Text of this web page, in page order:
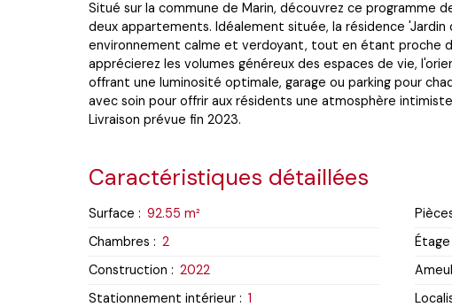
Situé sur la commune de Marin, découvrez ce programme
deux appartements. Idéalement située, la résidence 'Jardin
environnement calme et verdoyant, tout en étant proche
apprécierez les volumes généreux des espaces de vie,
offrant une luminosité optimale, garage ou parking pour
avec soin pour offrir aux résidents une atmosphère
Livraison prévue fin 2023.
Caractéristiques détaillées
Surface : 92.55 m²
Chambres : 2 Étage
Construction : 2022
Stationnement intérieur : 1